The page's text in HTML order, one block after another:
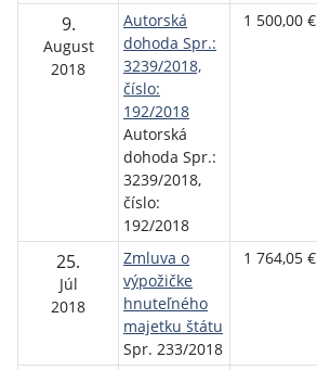
9.
August
2018
Autorská
dohoda Spr.:
3239/2018,
číslo:
192/2018
Autorská
dohoda Spr.:
3239/2018,
číslo:
192/2018
1 500,00 €
25.
Júl
2018
Zmluva o
výpožičke
hnuteľného
majetku štátu
Spr. 233/2018
1 764,05 €